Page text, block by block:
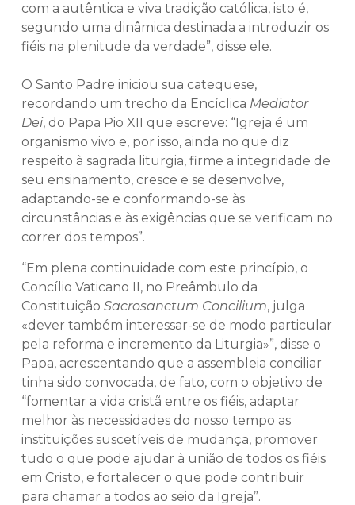
com a autêntica e viva tradição católica, isto é,
segundo uma dinâmica destinada a introduzir os
fiéis na plenitude da verdade”, disse ele.
O Santo Padre iniciou sua catequese,
recordando um trecho da Encíclica Mediator
Dei, do Papa Pio XII que escreve: “Igreja é um
organismo vivo e, por isso, ainda no que diz
respeito à sagrada liturgia, firme a integridade de
seu ensinamento, cresce e se desenvolve,
adaptando-se e conformando-se às
circunstâncias e às exigências que se verificam no
correr dos tempos”.
“Em plena continuidade com este princípio, o
Concílio Vaticano II, no Preâmbulo da
Constituição Sacrosanctum Concilium, julga
«dever também interessar-se de modo particular
pela reforma e incremento da Liturgia»”, disse o
Papa, acrescentando que a assembleia conciliar
tinha sido convocada, de fato, com o objetivo de
“fomentar a vida cristã entre os fiéis, adaptar
melhor às necessidades do nosso tempo as
instituições suscetíveis de mudança, promover
tudo o que pode ajudar à união de todos os fiéis
em Cristo, e fortalecer o que pode contribuir
para chamar a todos ao seio da Igreja”.